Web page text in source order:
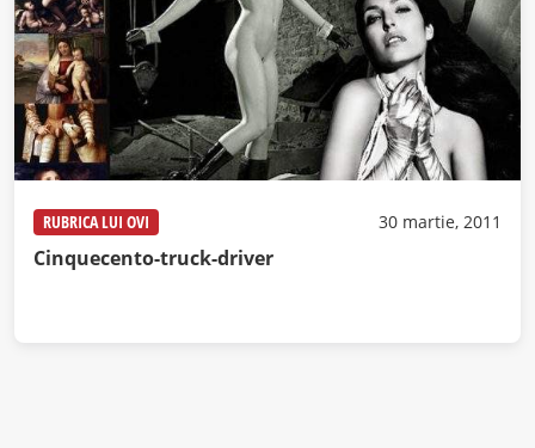
RUBRICA LUI OVI 30 martie, 2011
Cinquecento-truck-driver